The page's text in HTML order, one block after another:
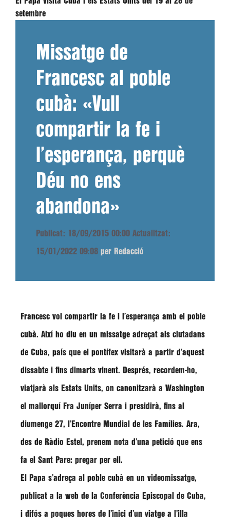
setembre
Missatge de
Francesc al poble
cubà: «Vull
compartir la fe i
l’esperança, perquè
Déu no ens
abandona»
Publicat: 18/09/2015 00:00 Actualitzat:
15/01/2022 09:08 per Redacció
Francesc vol compartir la fe i l’esperança amb el poble
cubà. Així ho diu en un missatge adreçat als ciutadans
de Cuba, país que el pontífex visitarà a partir d’aquest
dissabte i fins dimarts vinent. Després, recordem-ho,
viatjarà als Estats Units, on canonitzarà a Washington
el mallorquí Fra Juníper Serra i presidirà, fins al
diumenge 27, l’Encontre Mundial de les Famílies. Ara,
des de Ràdio Estel, prenem nota d’una petició que ens
fa el Sant Pare: pregar per ell.
El Papa s’adreça al poble cubà en un videomissatge,
publicat a la web de la Conferència Episcopal de Cuba,
i difós a poques hores de l’inici d’un viatge a l’illa